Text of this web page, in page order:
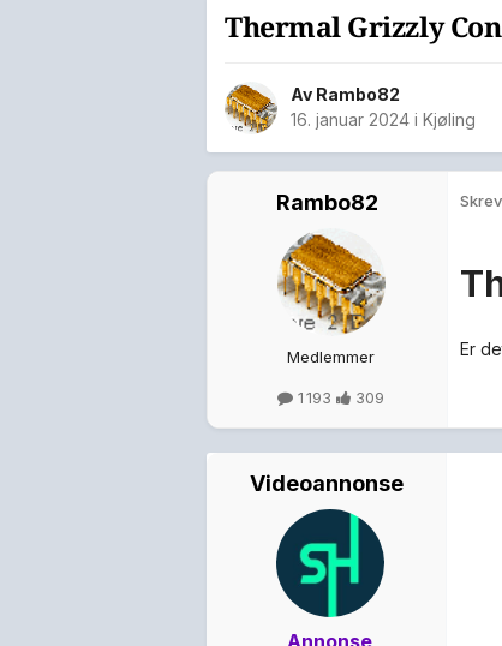
Thermal Grizzly
Av Rambo82
16. januar 2024 i Kjøling
Rambo82
Medlemmer
1 193 309
Er
Videoannonse